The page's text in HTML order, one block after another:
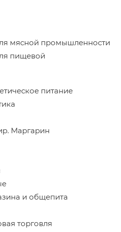
мясной промышленности
пищевой
питание
Маргарин
и общепита
торговля